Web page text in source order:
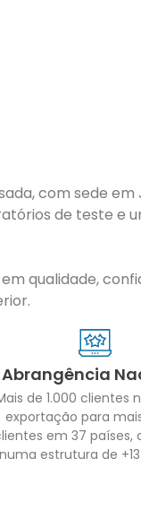
com sede em
de teste e
qualidade,
Abrangência
de 1.000 clientes
exportação para
em 37 países,
numa estrutura de